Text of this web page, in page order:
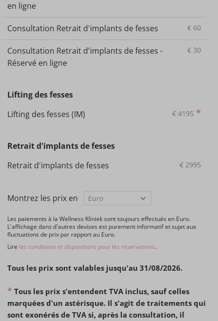
en ligne
Consultation Retrait d'implants de fesses € 60
Consultation Retrait d'implants de fesses -
Réservé en ligne
€ 30
Lifting des fesses
Lifting des fesses (IM)
*
€ 4195
Retrait d'implants de fesses
Retrait d'implants de fesses
€ 2995
Montrez les prix en
Les paiements à la Wellness Kliniek sont toujours effectués en Euro.
L'affichage dans d'autres devises est purement informatif et sujet aux
fluctuations de prix par rapport au Euro.
Lire les conditions et dispositions pour les réservations.
Tous les prix sont valables jusqu'au 31/08/2026.
* Tous les prix s'entendent TVA inclus, sauf celles
marquées d'un astérisque. Il s'agit de traitements qui
sont exonérés de TVA si, après la consultation, il